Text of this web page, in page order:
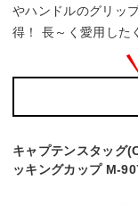
やハンドルのグリッ
得！ 長～く愛用した
キャプテンスタッグ
ッキングカップ M-